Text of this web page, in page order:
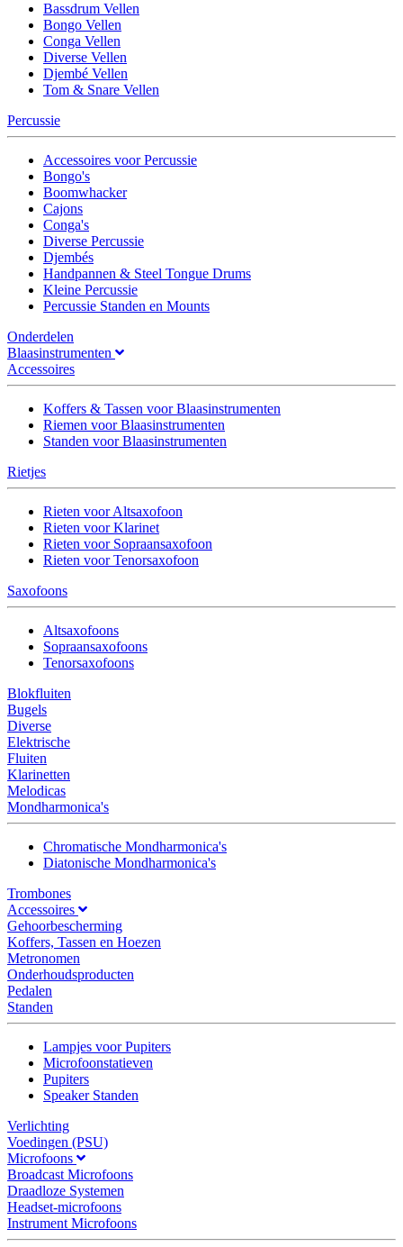
Bassdrum Vellen
Bongo Vellen
Conga Vellen
Diverse Vellen
Djembé Vellen
Tom & Snare Vellen
Percussie
Accessoires voor Percussie
Bongo's
Boomwhacker
Cajons
Conga's
Diverse Percussie
Djembés
Handpannen & Steel Tongue Drums
Kleine Percussie
Percussie Standen en Mounts
Onderdelen
Blaasinstrumenten
Accessoires
Koffers & Tassen voor Blaasinstrumenten
Riemen voor Blaasinstrumenten
Standen voor Blaasinstrumenten
Rietjes
Rieten voor Altsaxofoon
Rieten voor Klarinet
Rieten voor Sopraansaxofoon
Rieten voor Tenorsaxofoon
Saxofoons
Altsaxofoons
Sopraansaxofoons
Tenorsaxofoons
Blokfluiten
Bugels
Diverse
Elektrische
Fluiten
Klarinetten
Melodicas
Mondharmonica's
Chromatische Mondharmonica's
Diatonische Mondharmonica's
Trombones
Accessoires
Gehoorbescherming
Koffers, Tassen en Hoezen
Metronomen
Onderhoudsproducten
Pedalen
Standen
Lampjes voor Pupiters
Microfoonstatieven
Pupiters
Speaker Standen
Verlichting
Voedingen (PSU)
Microfoons
Broadcast Microfoons
Draadloze Systemen
Headset-microfoons
Instrument Microfoons